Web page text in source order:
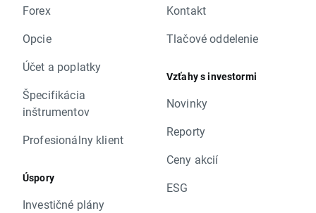
Forex
Opcie
Účet a poplatky
Špecifikácia
inštrumentov
Profesionálny klient
Úspory
Investičné plány
Kontakt
Tlačové oddelenie
Vzťahy s investormi
Novinky
Reporty
Ceny akcií
ESG